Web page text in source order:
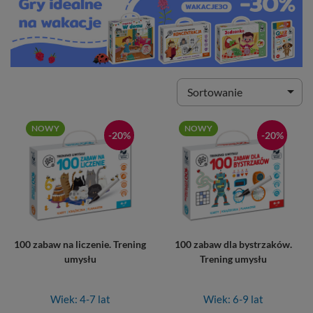
Sortowanie 
NOWY
-20%
100 zabaw na liczenie. Trening
umysłu
Wiek: 4-7 lat
NOWY
-20%
100 zabaw dla bystrzaków.
Trening umysłu
Wiek: 6-9 lat